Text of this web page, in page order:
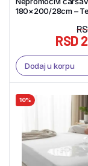
180×200/28cm –
RSD
Dodaj u korpu
10%